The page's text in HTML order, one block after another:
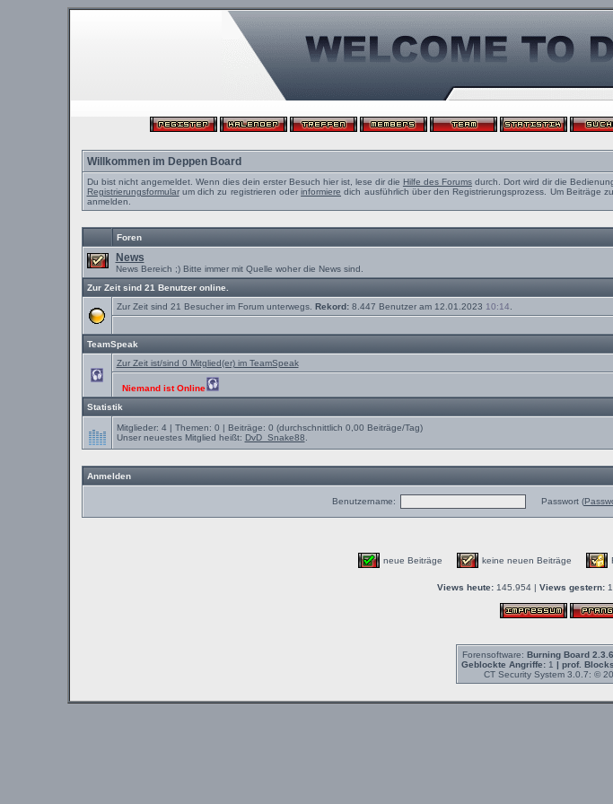
Willkommen im Deppen Board
Du bist nicht angemeldet. Wenn dies dein erster Besuch hier ist, lese dir die Hilfe des Forumsdurch. Dort wird dir die
Registrierungsformularum dich zu registrieren oderinformiere dich ausführlich über den Registrierungsprozess. Um Beiträge
anmelden.
Foren
News
News Bereich ;) Bitte immer mit Quelle woher die News sind.
Zur Zeit sind 21 Benutzer online.
Zur Zeit sind 21 Besucher im Forum unterwegs. Rekord:8.447 Benutzer am 12.01.2023 10:14
TeamSpeak
Zur Zeit ist/sind 0 Mitglied(er) im TeamSpeak
Niemand ist Online
Statistik
Mitglieder: 4 | Themen: 0 | Beiträge: 0 (durchschnittlich 0,00 Beiträge/Tag)
Unser neuestes Mitglied heißt: DvD_Snake88
Anmelden
Benutzername: Passwort (
neue Beiträge keine neuen Beiträge
Views heute:145.954 | Views gestern:
Forensoftware: Burning Board 2.3.6
Geblockte Angriffe:1 | prof.
CT Security System 3.0.7: ©